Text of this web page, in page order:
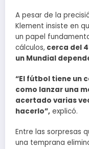
A pesar de la
Klement insiste en
un papel
cálculos, cerca del
un Mundial
“El fútbol tiene un
como lanzar una
acertado varias
hacerlo”, explicó.
Entre las sorpresas
una temprana